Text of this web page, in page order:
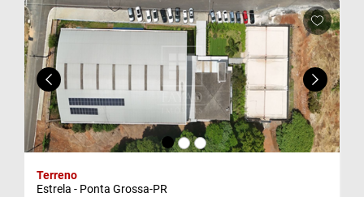
Terreno
Estrela - Ponta Grossa-PR
Cadastrar
b)
c)
e)
f)